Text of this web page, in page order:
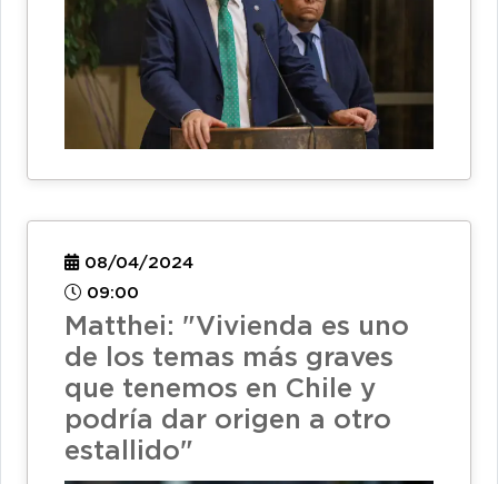
08/04/2024
09:00
Matthei: "Vivienda es uno
de los temas más graves
que tenemos en Chile y
podría dar origen a otro
estallido"